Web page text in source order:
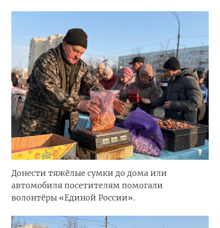
Донести тяжёлые сумки до дома или
автомобиля посетителям помогали
волонтёры «Единой России».